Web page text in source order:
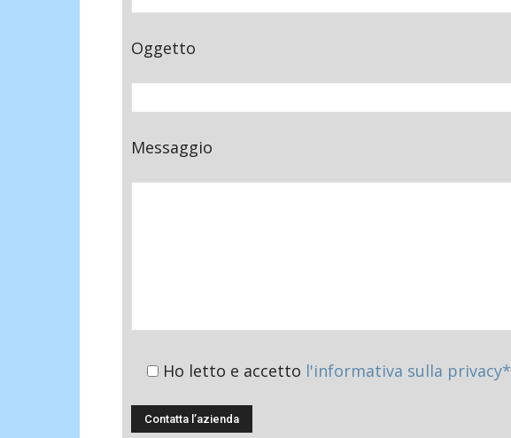
Oggetto
Messaggio
Ho letto e accetto l'informativa sulla privacy*